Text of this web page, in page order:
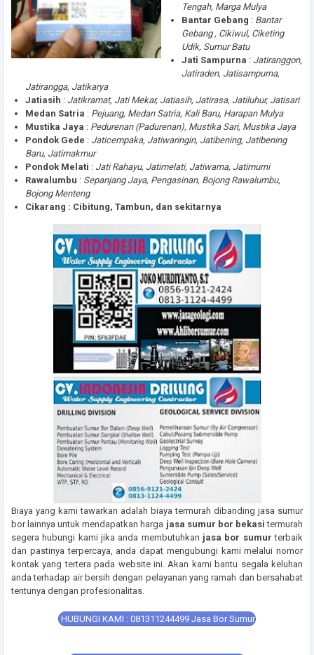
Tengah, Marga Mulya
Bantar Gebang : Bantar
Gebang , Cikiwul, Ciketing
Udik, Sumur Batu
Jati Sampurna : Jatiranggon,
Jatiraden, Jatisampurna,
Jatirangga, Jatikarya
Jatiasih : Jatikramat, Jati Mekar, Jatiasih, Jatirasa, Jatiluhur, Jatisari
Medan Satria : Pejuang, Medan Satria, Kali Baru, Harapan Mulya
Mustika Jaya : Pedurenan (Padurenan), Mustika Sari, Mustika Jaya
Pondok Gede : Jaticempaka, Jatiwaringin, Jatibening, Jatibening
Baru, Jatimakmur
Pondok Melati : Jati Rahayu, Jatimelati, Jatiwarna, Jatimurni
Rawalumbu : Sepanjang Jaya, Pengasinan, Bojong Rawalumbu,
Bojong Menteng
Cikarang : Cibitung, Tambun, dan sekitarnya
Biaya yang kami tawarkan adalah biaya termurah dibanding jasa sumur
bor lainnya untuk mendapatkan harga jasa sumur bor bekasi termurah
segera hubungi kami jika anda membutuhkan jasa bor sumurterbaik
dan pastinya terpercaya, anda dapat mengubungi kami melalui nomor
kontak yang tertera pada website ini. Akan kami bantu segala keluhan
anda terhadap air bersih dengan pelayanan yang ramah dan bersahabat
tentunya dengan profesionalitas.
HUBUNGI KAMI : 081311244499 Jasa Bor Sumur